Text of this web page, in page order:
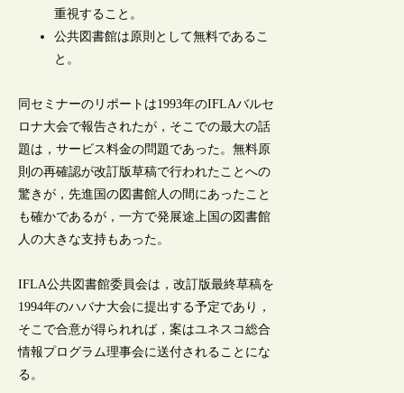
重視すること。
公共図書館は原則として無料であるこ
と。
同セミナーのリポートは1993年のIFLAバルセ
ロナ大会で報告されたが，そこでの最大の話
題は，サービス料金の問題であった。無料原
則の再確認が改訂版草稿で行われたことへの
驚きが，先進国の図書館人の間にあったこと
も確かであるが，一方で発展途上国の図書館
人の大きな支持もあった。
IFLA公共図書館委員会は，改訂版最終草稿を
1994年のハバナ大会に提出する予定であり，
そこで合意が得られれば，案はユネスコ総合
情報プログラム理事会に送付されることにな
る。